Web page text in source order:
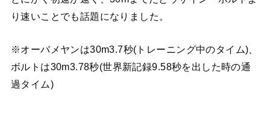
り速いことでも話題になりました。
※オーバメヤンは30m3.7秒(トレーニング中のタイム)、
ボルトは30m3.78秒(世界新記録9.58秒を出した時の通
過タイム)